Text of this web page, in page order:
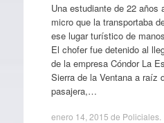
Una estudiante de 22 años
micro que la transportaba
ese lugar turístico de
El chofer fue detenido al
de la empresa Cóndor La
Sierra de la Ventana a raíz
pasajera,…
enero 14, 2015 de Policiales.